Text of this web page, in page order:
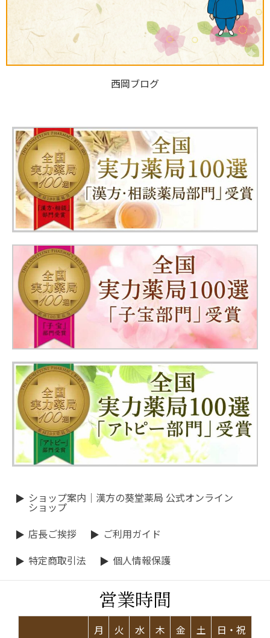
西岡ブログ
ショップ案内｜漢方の葵堂薬局 公式オンライン
ショップ
店長ご挨拶
ご利用ガイド
特定商取引法
個人情報保護
営業時間
月 火 水 木 金 土
日・祝